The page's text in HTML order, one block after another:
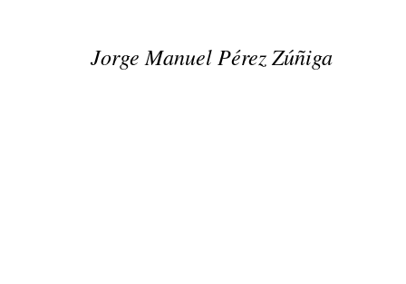
Jorge Manuel Pérez Zúñiga